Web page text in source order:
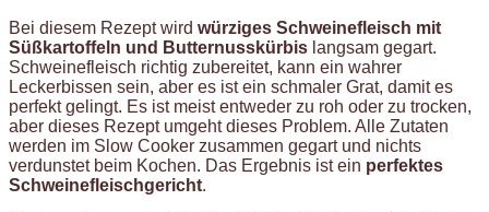
Bei diesem Rezept wird würziges Schweinefleisch mit
Süßkartoffeln und Butternusskürbis langsam gegart.
Schweinefleisch richtig zubereitet, kann ein wahrer
Leckerbissen sein, aber es ist ein schmaler Grat, damit es
perfekt gelingt. Es ist meist entweder zu roh oder zu trocken,
aber dieses Rezept umgeht dieses Problem. Alle Zutaten
werden im Slow Cooker zusammen gegart und nichts
verdunstet beim Kochen. Das Ergebnis ist ein perfektes
Schweinefleischgericht.